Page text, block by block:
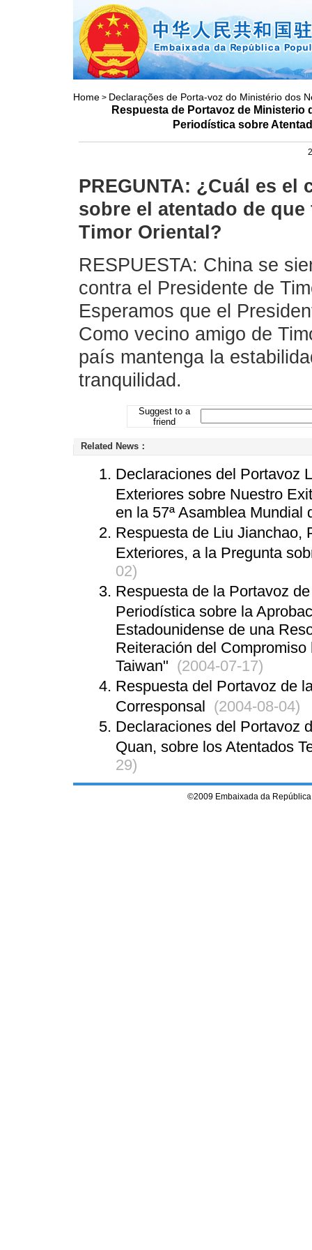
Home > Declarações de Porta-voz do Ministério dos
Respuesta de Portavoz de
Periodística sobre
PREGUNTA: ¿Cuál es
sobre el atentado de
Timor Oriental?
RESPUESTA: China se
contra el Presidente de
Esperamos que el
Como vecino amigo de
país mantenga la
tranquilidad.
Suggest to a
friend
Related News：
Declaraciones del Portavoz
Exteriores sobre Nuestro
en la 57ª Asamblea Mundial
Respuesta de Liu Jianchao,
Exteriores, a la Pregunta
02)
Respuesta de la Portavoz
Periodística sobre la
Estadounidense de una
Reiteración del
Taiwan" (2004-07-17)
Respuesta del Portavoz de
Corresponsal (2004-08-04)
Declaraciones del Portavoz
Quan, sobre los Atentados
29)
©2009 Embaixada da